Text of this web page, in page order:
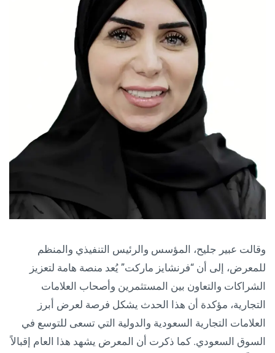
وقالت عبير جليح، المؤسس والرئيس التنفيذي والمنظم
للمعرض، إلى أن “فرنشايز ماركت” يُعد منصة هامة لتعزيز
الشراكات والتعاون بين المستثمرين وأصحاب العلامات
التجارية، مؤكدة أن هذا الحدث يشكل فرصة لعرض أبرز
العلامات التجارية السعودية والدولية التي تسعى للتوسع في
السوق السعودي. كما ذكرت أن المعرض يشهد هذا العام إقبالاً